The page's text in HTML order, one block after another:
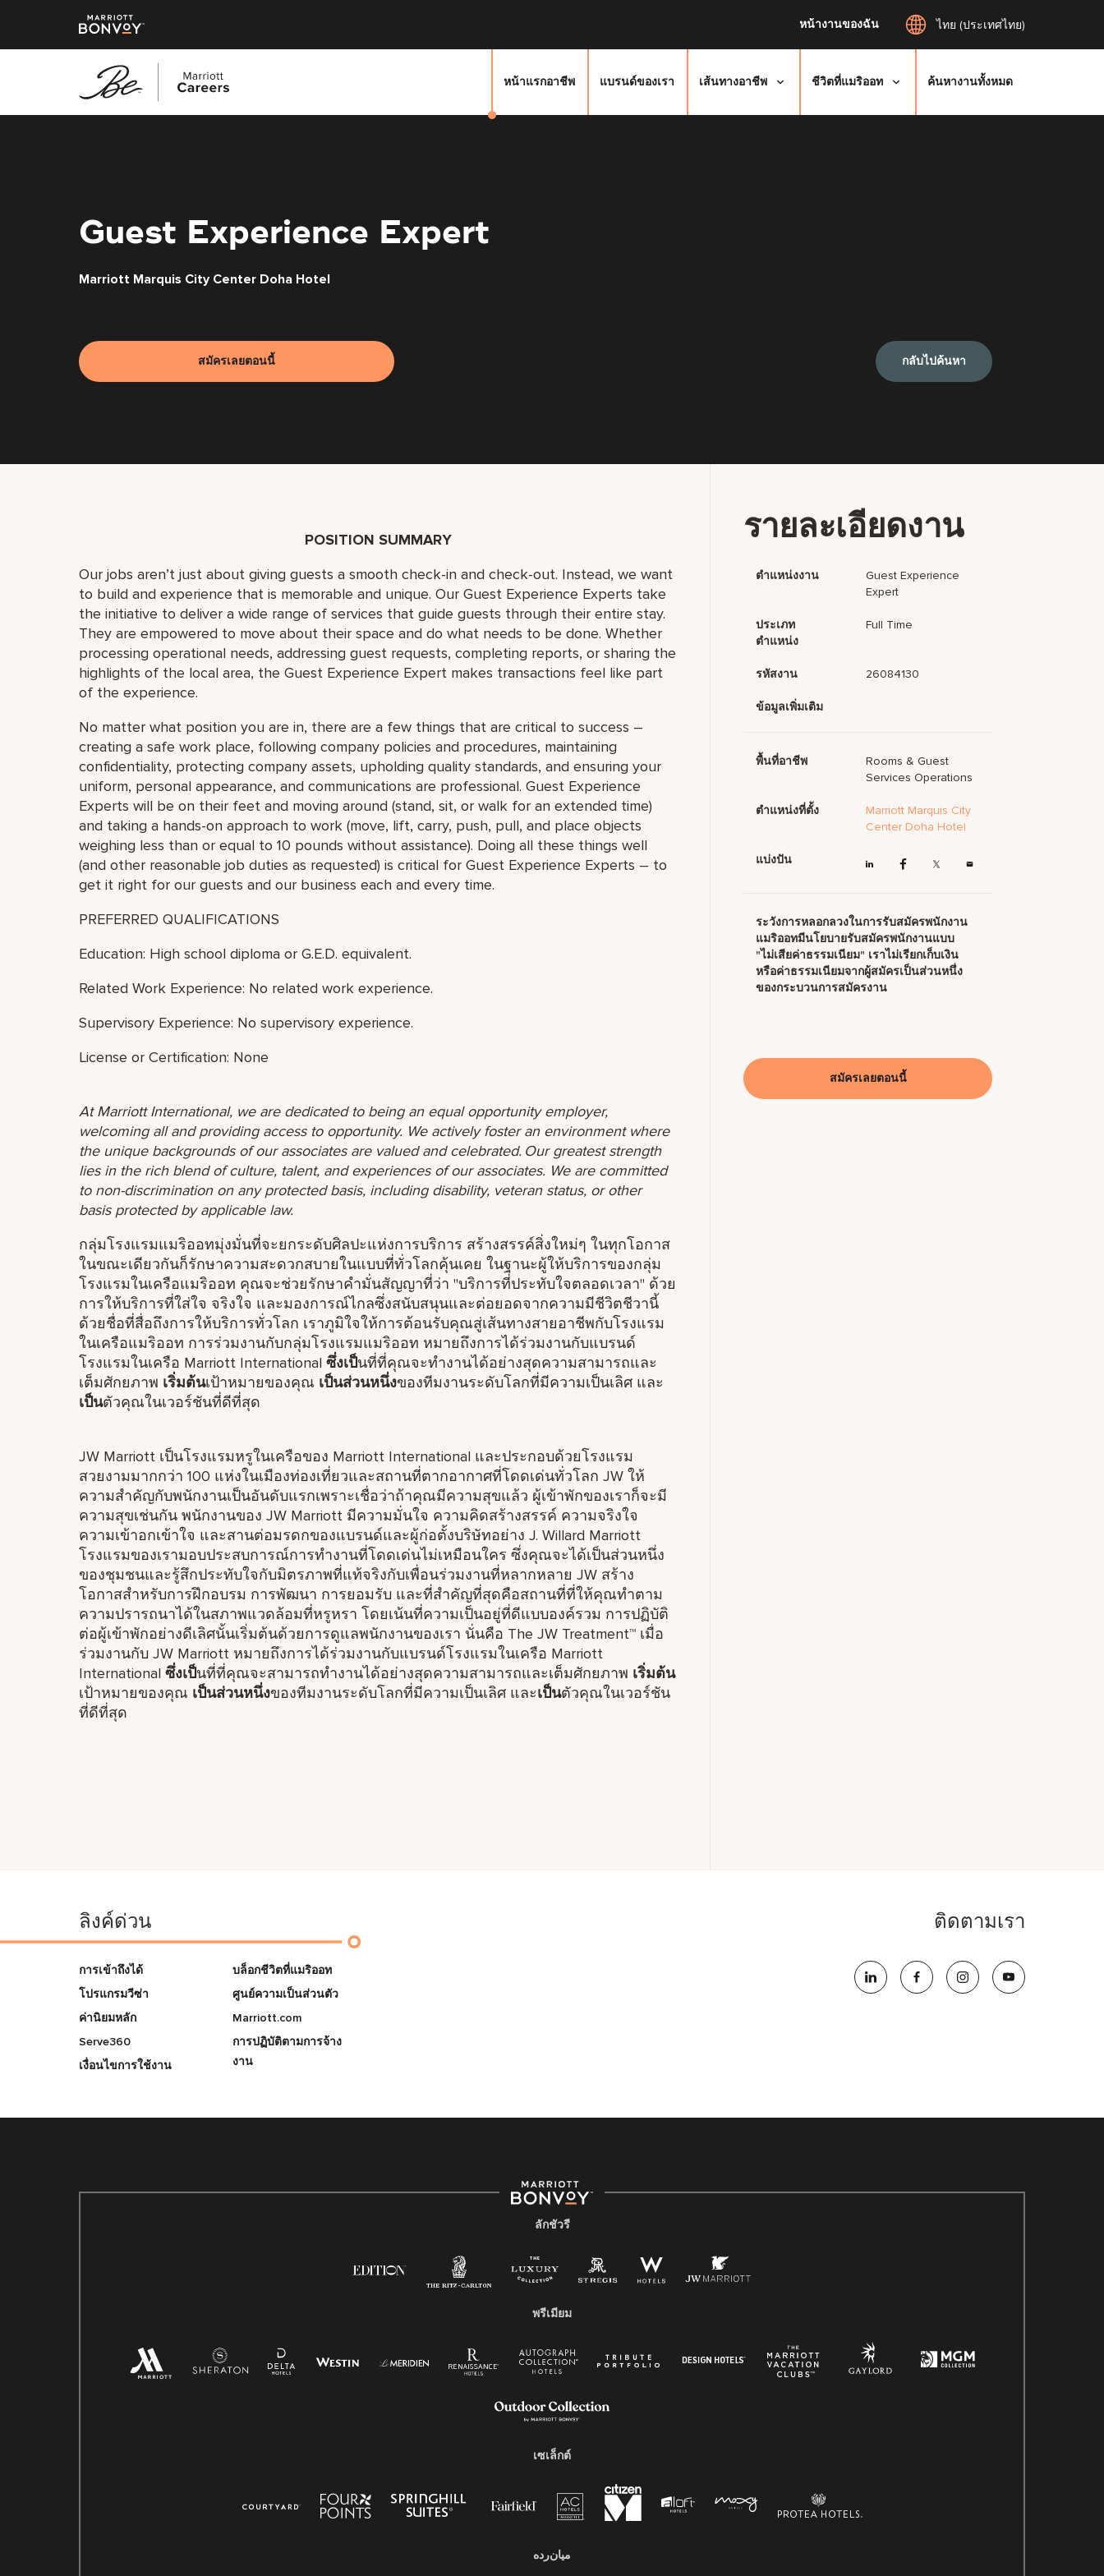
หน้างานของฉัน ไทย (ประเทศไทย)
หน้าแรกอาชีพ แบรนด์ของเรา เส้นทางอาชีพ ชีวิตที่แมริออท ค้นหางานทั้งหมด
Guest Experience Expert
Marriott Marquis City Center Doha Hotel
สมัครเลยตอนนี้ กลับไปค้นหา
POSITION SUMMARY
Our jobs aren’t just about giving guests a smooth check-in and check-out. Instead, we want
to build and experience that is memorable and unique. Our Guest Experience Experts take
the initiative to deliver a wide range of services that guide guests through their entire stay.
They are empowered to move about their space and do what needs to be done. Whether
processing operational needs, addressing guest requests, completing reports, or sharing the
highlights of the local area, the Guest Experience Expert makes transactions feel like part
of the experience.
No matter what position you are in, there are a few things that are critical to success –
creating a safe work place, following company policies and procedures, maintaining
confidentiality, protecting company assets, upholding quality standards, and ensuring your
uniform, personal appearance, and communications are professional. Guest Experience
Experts will be on their feet and moving around (stand, sit, or walk for an extended time)
and taking a hands-on approach to work (move, lift, carry, push, pull, and place objects
weighing less than or equal to 10 pounds without assistance). Doing all these things well
(and other reasonable job duties as requested) is critical for Guest Experience Experts – to
get it right for our guests and our business each and every time.
PREFERRED QUALIFICATIONS
Education: High school diploma or G.E.D. equivalent.
Related Work Experience: No related work experience.
Supervisory Experience: No supervisory experience.
License or Certification: None
At Marriott International, we are dedicated to being an equal opportunity employer,
welcoming all and providing access to opportunity. We actively foster an environment where
the unique backgrounds of our associates are valued and celebrated. Our greatest strength
lies in the rich blend of culture, talent, and experiences of our associates. We are committed
to non-discrimination on any protected basis, including disability, veteran status, or other
basis protected by applicable law.
กลุ่มโรงแรมแมริออทมุ่งมั่นที่จะยกระดับศิลปะแห่งการบริการ สร้างสรรค์สิ่งใหม่ๆ ในทุกโอกาส
ในขณะเดียวกันก็รักษาความสะดวกสบายในแบบที่ทั่วโลกคุ้นเคย ในฐานะผู้ให้บริการของกลุ่ม
โรงแรมในเครือแมริออท คุณจะช่วยรักษาคำมั่นสัญญาที่ว่า "บริการที่ประทับใจตลอดเวลา" ด้วย
การให้บริการที่ใส่ใจ จริงใจ และมองการณ์ไกลซึ่งสนับสนุนและต่อยอดจากความมีชีวิตชีวานี้
ด้วยชื่อที่สื่อถึงการให้บริการทั่วโลก เราภูมิใจให้การต้อนรับคุณสู่เส้นทางสายอาชีพกับโรงแรม
ในเครือแมริออท การร่วมงานกับกลุ่มโรงแรมแมริออท หมายถึงการได้ร่วมงานกับแบรนด์
โรงแรมในเครือ Marriott International ซึ่งเป็นที่ที่คุณจะทำงานได้อย่างสุดความสามารถและ
เต็มศักยภาพ เริ่มต้นเป้าหมายของคุณ เป็นส่วนหนึ่งของทีมงานระดับโลกที่มีความเป็นเลิศ และ
เป็นตัวคุณในเวอร์ชันที่ดีที่สุด
JW Marriott เป็นโรงแรมหรูในเครือของ Marriott International และประกอบด้วยโรงแรม
สวยงามมากกว่า 100 แห่งในเมืองท่องเที่ยวและสถานที่ตากอากาศที่โดดเด่นทั่วโลก JW ให้
ความสำคัญกับพนักงานเป็นอันดับแรกเพราะเชื่อว่าถ้าคุณมีความสุขแล้ว ผู้เข้าพักของเราก็จะมี
ความสุขเช่นกัน พนักงานของ JW Marriott มีความมั่นใจ ความคิดสร้างสรรค์ ความจริงใจ
ความเข้าอกเข้าใจ และสานต่อมรดกของแบรนด์และผู้ก่อตั้งบริษัทอย่าง J. Willard Marriott
โรงแรมของเรามอบประสบการณ์การทำงานที่โดดเด่นไม่เหมือนใคร ซึ่งคุณจะได้เป็นส่วนหนึ่ง
ของชุมชนและรู้สึกประทับใจกับมิตรภาพที่แท้จริงกับเพื่อนร่วมงานที่หลากหลาย JW สร้าง
โอกาสสำหรับการฝึกอบรม การพัฒนา การยอมรับ และที่สำคัญที่สุดคือสถานที่ที่ให้คุณทำตาม
ความปรารถนาได้ในสภาพแวดล้อมที่หรูหรา โดยเน้นที่ความเป็นอยู่ที่ดีแบบองค์รวม การปฏิบัติ
ต่อผู้เข้าพักอย่างดีเลิศนั้นเริ่มต้นด้วยการดูแลพนักงานของเรา นั่นคือ The JW Treatment™ เมื่อ
ร่วมงานกับ JW Marriott หมายถึงการได้ร่วมงานกับแบรนด์โรงแรมในเครือ Marriott
International ซึ่งเป็นที่ที่คุณจะสามารถทำงานได้อย่างสุดความสามารถและเต็มศักยภาพ เริ่มต้น
เป้าหมายของคุณ เป็นส่วนหนึ่งของทีมงานระดับโลกที่มีความเป็นเลิศ และเป็นตัวคุณในเวอร์ชัน
ที่ดีที่สุด
รายละเอียดงาน
ตำแหน่งงาน
Guest Experience
Expert
ประเภท
ตำแหน่ง
Full Time
รหัสงาน 26084130
ข้อมูลเพิ่มเติม
พื้นที่อาชีพ
Rooms & Guest
Services Operations
ตำแหน่งที่ตั้ง
Marriott Marquis City
Center Doha Hotel
แบ่งปัน
ระวังการหลอกลวงในการรับสมัครพนักงาน
แมริออทมีนโยบายรับสมัครพนักงานแบบ
"ไม่เสียค่าธรรมเนียม" เราไม่เรียกเก็บเงิน
หรือค่าธรรมเนียมจากผู้สมัครเป็นส่วนหนึ่ง
ของกระบวนการสมัครงาน
สมัครเลยตอนนี้
ลิงค์ด่วน
การเข้าถึงได้
โปรแกรมวีซ่า
ค่านิยมหลัก
Serve360
เงื่อนไขการใช้งาน
บล็อกชีวิตที่แมริออท
ศูนย์ความเป็นส่วนตัว
Marriott.com
การปฏิบัติตามการจ้าง
งาน
ติดตามเรา
ลักชัวรี
พรีเมียม
เซเล็กต์
میان‌رده